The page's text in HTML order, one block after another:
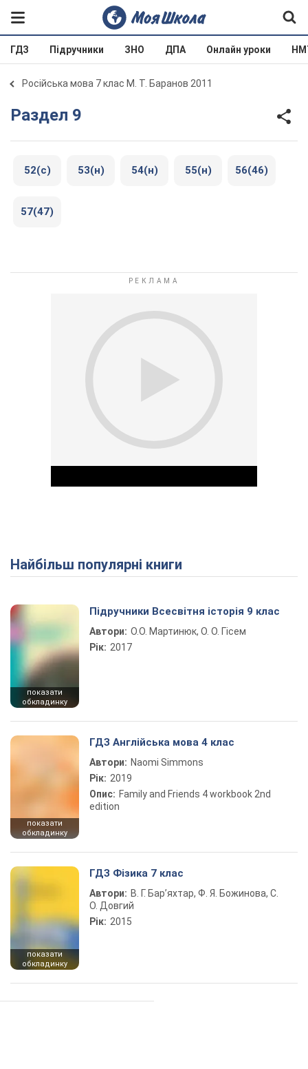
ГДЗ Підручники ЗНО ДПА Онлайн уроки
Російська мова 7 клас М. Т. Баранов 2011
Раздел 9
52(с) 53(н) 54(н) 55(н) 56(46)
57(47)
Play Video
Найбільш популярні книги
показати
обкладинку
Підручники Всесвітня історія 9 клас
Автори: О.О. Мартинюк, О. О. Гісем
Рік: 2017
показати
обкладинку
ГДЗ Англійська мова 4 клас
Автори: Naomi Simmons
Рік: 2019
Опис: Family and Friends 4 workbook 2nd
edition
показати
обкладинку
ГДЗ Фізика 7 клас
Автори: В. Г. Бар’яхтар, Ф. Я. Божинова, С.
О. Довгий
Рік: 2015